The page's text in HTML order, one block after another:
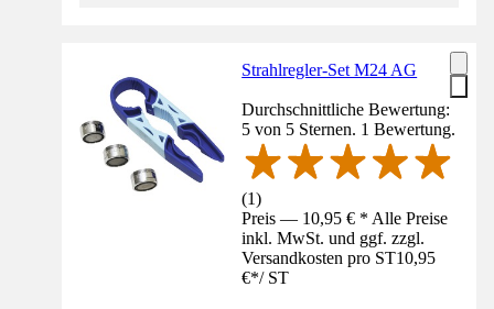
Strahlregler-Set M24 AG
Durchschnittliche Bewertung:
5 von 5 Sternen. 1 Bewertung.
(1)
Preis — 10,95 € * Alle Preise
inkl. MwSt. und ggf. zzgl.
Versandkosten pro ST10,95
€*/ ST